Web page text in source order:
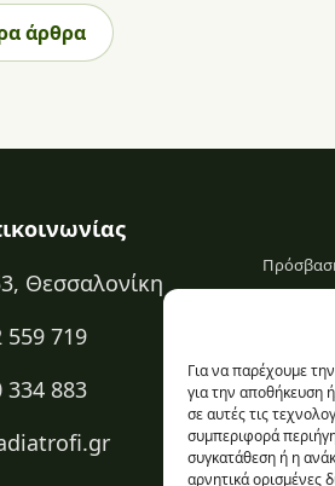
Για να παρέχουμε
για την αποθήκευση
σε αυτές τις
συμπεριφορά
συγκατάθεση ή η
αρνητικά ορισμένες
άρθρα
Θεσσαλονίκη
559 719
334 883